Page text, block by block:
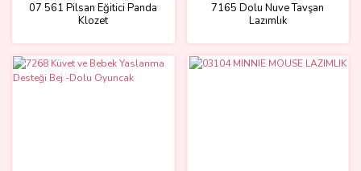
07 561 Pilsan Eğitici Panda
Klozet
7165 Dolu Nuve Tavşan
Lazımlık